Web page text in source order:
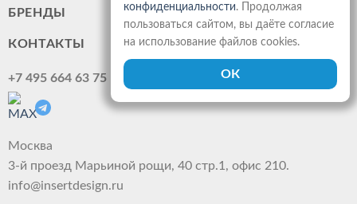
БРЕНДЫ
КОНТАКТЫ
+7 495 664 63 75
Москва
3-й проезд Марьиной рощи, 40 стр.1, офис 210.
info@insertdesign.ru
конфиденциальности. Продолжая
пользоваться сайтом, вы даёте согласие
на использование файлов cookies.